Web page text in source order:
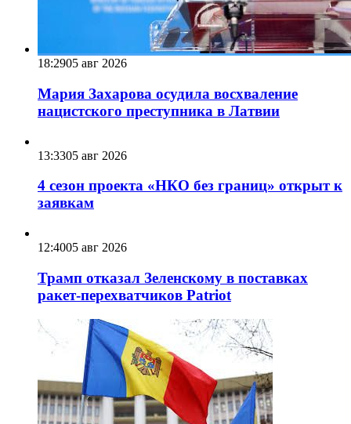
18:2905 авг 2026
Мария Захарова осудила восхваление
нацистского преступника в Латвии
13:3305 авг 2026
4 сезон проекта «НКО без границ» открыт к
заявкам
12:4005 авг 2026
Трамп отказал Зеленскому в поставках
ракет-перехватчиков Patriot